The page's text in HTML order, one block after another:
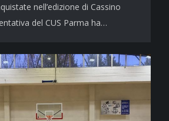
nell’edizione di Cassino
del CUS Parma ha…